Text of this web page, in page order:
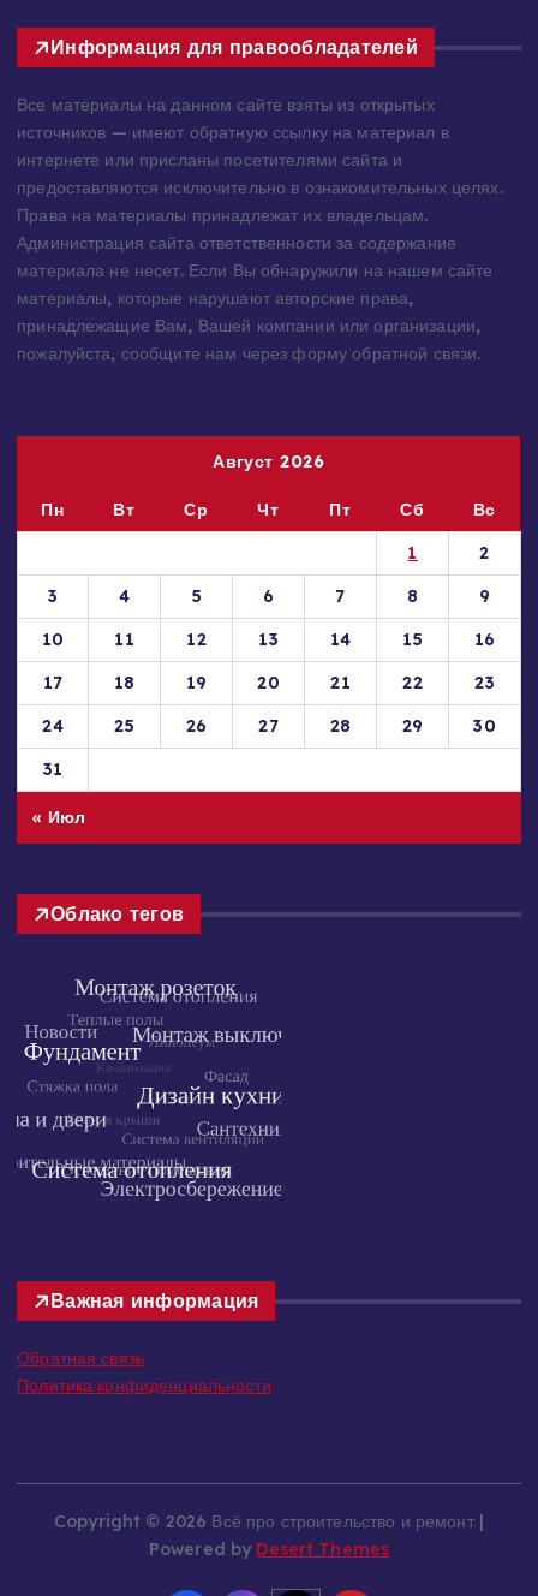
Информация для правообладателей
источников — имеют обратную ссылку на материал в
интернете или присланы посетителями сайта и
предоставляются исключительно в ознакомительных целях.
Права на материалы принадлежат их владельцам.
Администрация сайта ответственности за содержание
материала не несет. Если Вы обнаружили на нашем сайте
материалы, которые нарушают авторские права,
принадлежащие Вам, Вашей компании или организации,
пожалуйста, сообщите нам через форму обратной связи.
Август 2026
1
2
3
4 5 6 7 8
9
10
11 12 13 14 15
16
17
18 19 20 21 22
23
24
25 26 27 28 29
30
31
« Июл
Облако тегов
Важная информация
Политика конфиденциальности
Powered byDesert Themes